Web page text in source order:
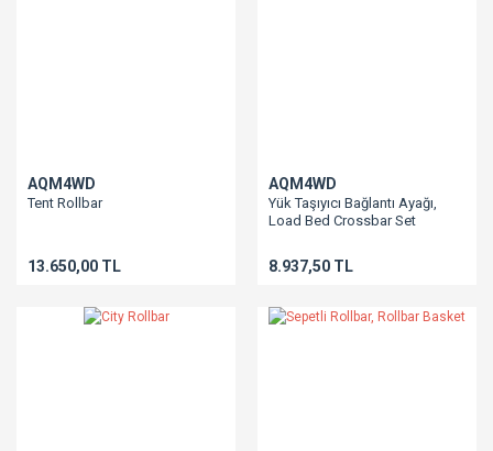
AQM4WD
Tent Rollbar
13.650,00 TL
AQM4WD
Yük Taşıyıcı Bağlantı Ayağı,
Load Bed Crossbar Set
8.937,50 TL